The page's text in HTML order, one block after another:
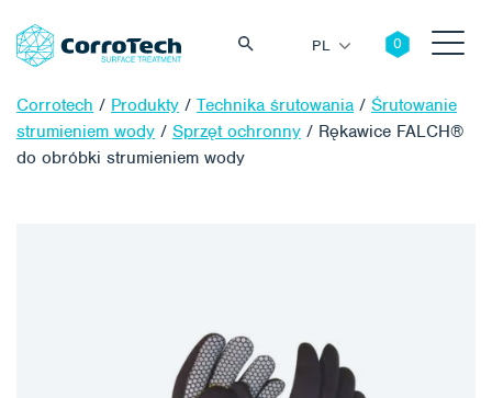
PL
Corrotech / Produkty / Technika śrutowania / Śrutowanie
strumieniem wody / Sprzęt ochronny / Rękawice FALCH®
do obróbki strumieniem wody